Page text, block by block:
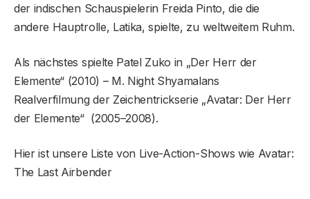
der indischen Schauspielerin Freida Pinto, die die
andere Hauptrolle, Latika, spielte, zu weltweitem Ruhm.
Als nächstes spielte Patel Zuko in „Der Herr der
Elemente“ (2010) – M. Night Shyamalans
Realverfilmung der Zeichentrickserie „Avatar: Der Herr
der Elemente“ (2005–2008).
Hier ist unsere Liste von Live-Action-Shows wie Avatar:
The Last Airbender